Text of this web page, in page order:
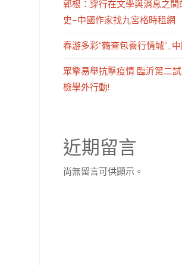
郭根：穿行在文學與消息之間
史–中國作家找九宮格時租網
春游多彩“鶴查包養行情城”_
眾擎易舉抗擊疫情 臨沂第二
檢學外行動!
近期留言
尚無留言可供顯示。